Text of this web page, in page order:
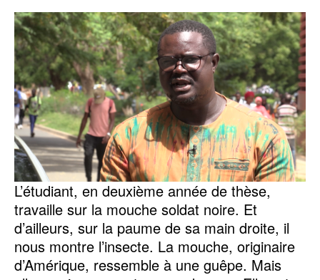
L’étudiant, en deuxième année de thèse,
travaille sur la mouche soldat noire. Et
d’ailleurs, sur la paume de sa main droite, il
nous montre l’insecte. La mouche, originaire
d’Amérique, ressemble à une guêpe. Mais